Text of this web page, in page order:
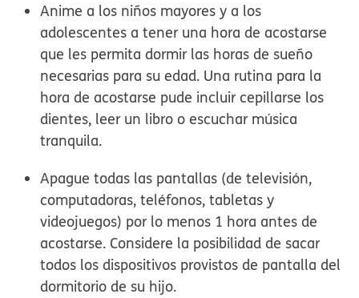
Anime a los niños mayores y a los
adolescentes a tener una hora de acostarse
que les permita dormir las horas de sueño
necesarias para su edad. Una rutina para la
hora de acostarse pude incluir cepillarse los
dientes, leer un libro o escuchar música
tranquila.
Apague todas las pantallas (de televisión,
computadoras, teléfonos, tabletas y
videojuegos) por lo menos 1 hora antes de
acostarse. Considere la posibilidad de sacar
todos los dispositivos provistos de pantalla del
dormitorio de su hijo.